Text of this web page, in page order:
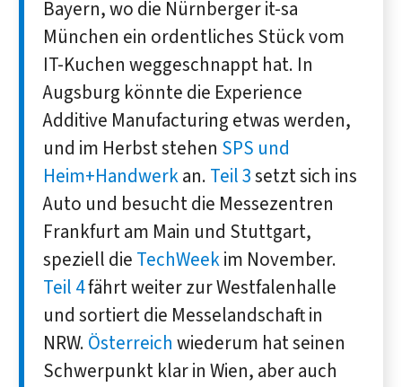
Bayern, wo die Nürnberger it-sa
München ein ordentliches Stück vom
IT-Kuchen weggeschnappt hat. In
Augsburg könnte die Experience
Additive Manufacturing etwas werden,
und im Herbst stehen SPS und
Heim+Handwerkan. Teil 3setzt sich ins
Auto und besucht die Messezentren
Frankfurt am Main und Stuttgart,
speziell die TechWeekim November.
Teil 4fährt weiter zur Westfalenhalle
und sortiert die Messelandschaft in
NRW. Österreich wiederum hat seinen
Schwerpunkt klar in Wien, aber auch